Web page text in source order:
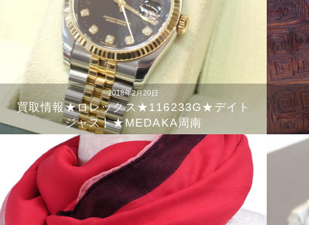
2018年2月20日
買取情報★ロレックス★116233G★デイト
ジャスト★MEDAKA周南